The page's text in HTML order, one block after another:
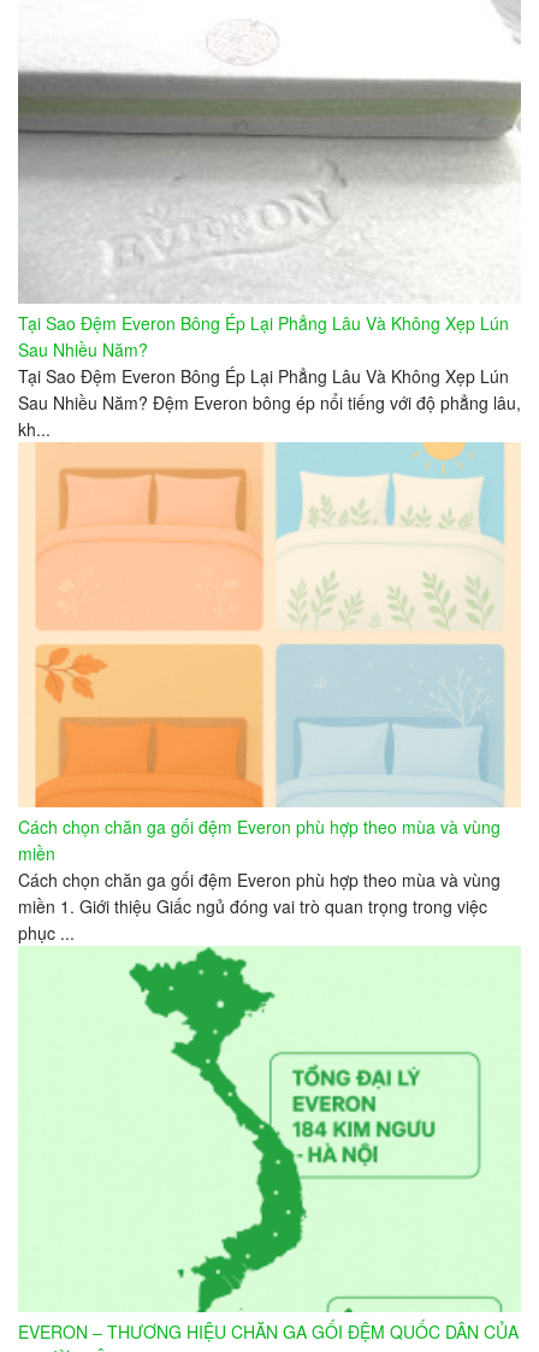
Tại Sao Đệm Everon Bông Ép Lại Phẳng Lâu Và Không Xẹp Lún
Sau Nhiều Năm?
Tại Sao Đệm Everon Bông Ép Lại Phẳng Lâu Và Không Xẹp Lún
Sau Nhiều Năm? Đệm Everon bông ép nổi tiếng với độ phẳng lâu,
kh...
Cách chọn chăn ga gối đệm Everon phù hợp theo mùa và vùng
miền
Cách chọn chăn ga gối đệm Everon phù hợp theo mùa và vùng
miền 1. Giới thiệu Giấc ngủ đóng vai trò quan trọng trong việc
phục ...
EVERON – THƯƠNG HIỆU CHĂN GA GỐI ĐỆM QUỐC DÂN CỦA